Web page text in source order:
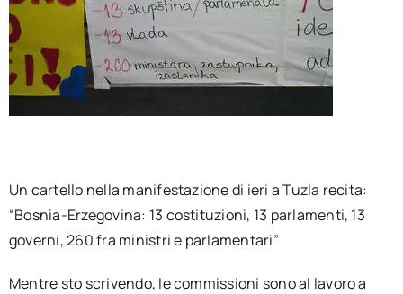
Un cartello nella manifestazione di ieri a Tuzla recita:
“Bosnia-Erzegovina: 13 costituzioni, 13 parlamenti, 13
governi, 260 fra ministri e parlamentari”
Mentre sto scrivendo, le commissioni sono al lavoro a